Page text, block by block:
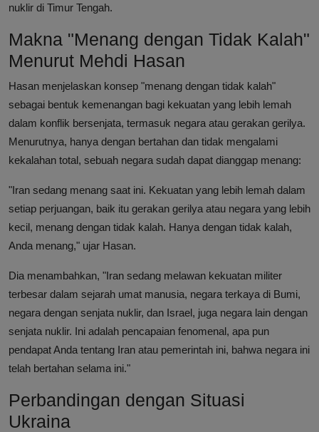
nuklir di Timur Tengah.
Makna "Menang dengan Tidak Kalah"
Menurut Mehdi Hasan
Hasan menjelaskan konsep "menang dengan tidak kalah"
sebagai bentuk kemenangan bagi kekuatan yang lebih lemah
dalam konflik bersenjata, termasuk negara atau gerakan gerilya.
Menurutnya, hanya dengan bertahan dan tidak mengalami
kekalahan total, sebuah negara sudah dapat dianggap menang:
"Iran sedang menang saat ini. Kekuatan yang lebih lemah dalam
setiap perjuangan, baik itu gerakan gerilya atau negara yang lebih
kecil, menang dengan tidak kalah. Hanya dengan tidak kalah,
Anda menang," ujar Hasan.
Dia menambahkan, "Iran sedang melawan kekuatan militer
terbesar dalam sejarah umat manusia, negara terkaya di Bumi,
negara dengan senjata nuklir, dan Israel, juga negara lain dengan
senjata nuklir. Ini adalah pencapaian fenomenal, apa pun
pendapat Anda tentang Iran atau pemerintah ini, bahwa negara ini
telah bertahan selama ini."
Perbandingan dengan Situasi
Ukraina